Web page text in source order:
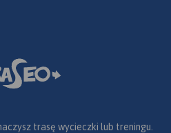
trasę wycieczki lub treningu.